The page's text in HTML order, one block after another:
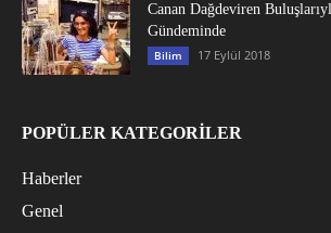
Canan Dağdeviren
Gündeminde
Bilim 17 Eylül 2018
POPÜLER KATEGORİLER
Haberler
Genel